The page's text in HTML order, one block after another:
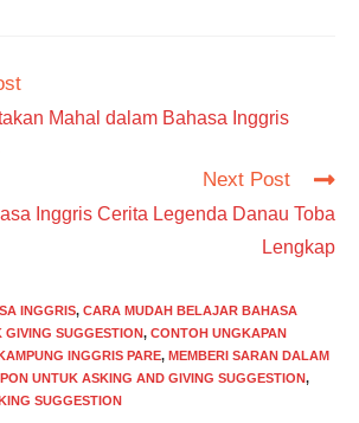
Mahal dalam Bahasa Inggris
Next Post
Inggris Cerita Legenda Danau Toba
Lengkap
INGGRIS, CARA MUDAH BELAJAR BAHASA
GIVING SUGGESTION, CONTOH UNGKAPAN
INGGRIS PARE, MEMBERI SARAN DALAM
UNTUK ASKING AND GIVING SUGGESTION,
SUGGESTION